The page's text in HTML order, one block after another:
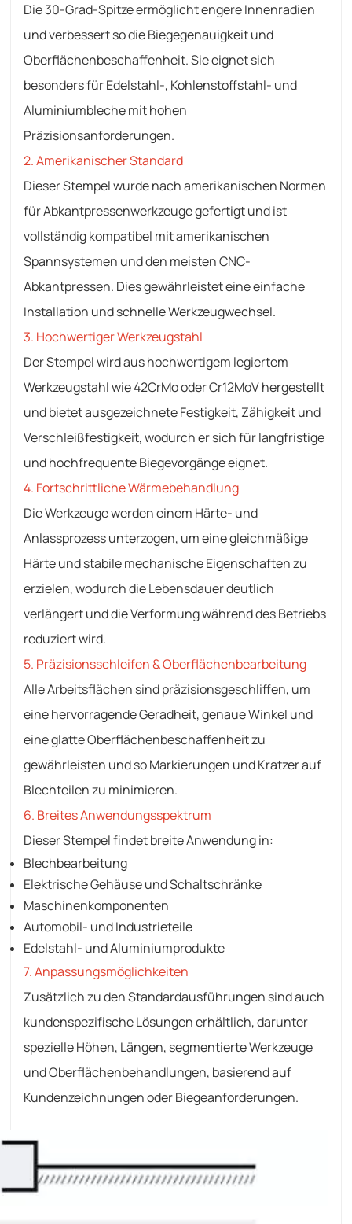
Die 30-Grad-Spitze ermöglicht engere Innenradien
und verbessert so die Biegegenauigkeit und
Oberflächenbeschaffenheit. Sie eignet sich
besonders für Edelstahl-, Kohlenstoffstahl- und
Aluminiumbleche mit hohen
Präzisionsanforderungen.
2. Amerikanischer Standard
Dieser Stempel wurde nach amerikanischen Normen
für Abkantpressenwerkzeuge gefertigt und ist
vollständig kompatibel mit amerikanischen
Spannsystemen und den meisten CNC-
Abkantpressen. Dies gewährleistet eine einfache
Installation und schnelle Werkzeugwechsel.
3. Hochwertiger Werkzeugstahl
Der Stempel wird aus hochwertigem legiertem
Werkzeugstahl wie 42CrMo oder Cr12MoV hergestellt
und bietet ausgezeichnete Festigkeit, Zähigkeit und
Verschleißfestigkeit, wodurch er sich für langfristige
und hochfrequente Biegevorgänge eignet.
4. Fortschrittliche Wärmebehandlung
Die Werkzeuge werden einem Härte- und
Anlassprozess unterzogen, um eine gleichmäßige
Härte und stabile mechanische Eigenschaften zu
erzielen, wodurch die Lebensdauer deutlich
verlängert und die Verformung während des Betriebs
reduziert wird.
5. Präzisionsschleifen & Oberflächenbearbeitung
Alle Arbeitsflächen sind präzisionsgeschliffen, um
eine hervorragende Geradheit, genaue Winkel und
eine glatte Oberflächenbeschaffenheit zu
gewährleisten und so Markierungen und Kratzer auf
Blechteilen zu minimieren.
6. Breites Anwendungsspektrum
Dieser Stempel findet breite Anwendung in:
Blechbearbeitung
Elektrische Gehäuse und Schaltschränke
Maschinenkomponenten
Automobil- und Industrieteile
Edelstahl- und Aluminiumprodukte
7. Anpassungsmöglichkeiten
Zusätzlich zu den Standardausführungen sind auch
kundenspezifische Lösungen erhältlich, darunter
spezielle Höhen, Längen, segmentierte Werkzeuge
und Oberflächenbehandlungen, basierend auf
Kundenzeichnungen oder Biegeanforderungen.